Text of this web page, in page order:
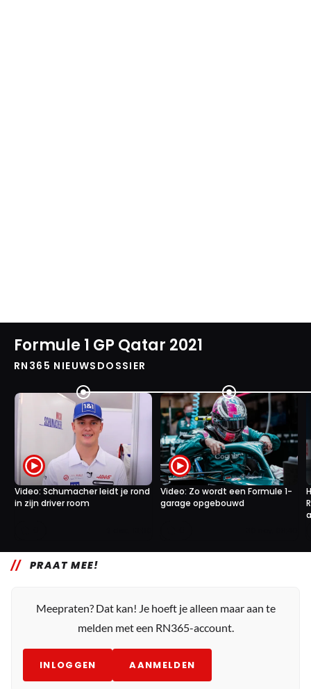
Formule 1 GP Qatar 2021
RN365 NIEUWSDOSSIER
Video: Schumacher leidt je rond
in zijn driver room
Video: Zo wordt een Formule 1-
garage opgebouwd
PRAAT MEE!
Meepraten? Dat kan! Je hoeft je alleen maar aan te
melden met een RN365-account.
INLOGGEN AANMELDEN